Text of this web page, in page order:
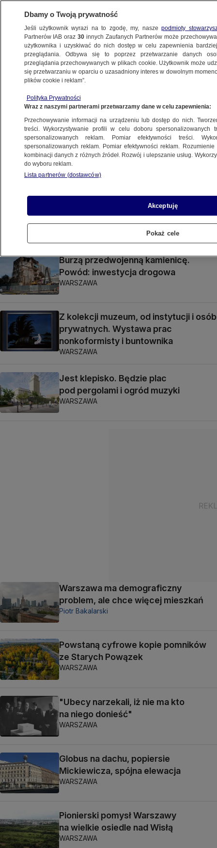
ARCHITEKTURA I DESIGN
Zabytkową plebanię ocieplali
styropianem. Konserwator sprawdził
WARSZAWA
Duża aula, laboratoria, ogród
na dachu. Nowy budynek
uniwersytecki otwarty
WARSZAWA
Ściągnęli obraz. To, co odkryli
na ścianie, bardzo ich zaskoczyło
WARSZAWA
Burzą przedwojenną kamienicę.
Powód: inwestycja drogowa
WARSZAWA
Z kolekcji muzeum, od instytucji i osób
prywatnych. Wystawa prac
nonkoformisty i buntownika
WARSZAWA
Jest klepisko. Będzie plac
pod pergolami i ogród muzyki
WARSZAWA
Warszawa ma demograficzny
problem, ale chce więcej mieszkań
Piotr Bakalarski
Powstaną cyfrowe kopie pomników
ze Starych Powązek
WARSZAWA
"Ubecy narzekali, iż nie ma kto
na niego donieść"
WARSZAWA
Globus na dachu, popiersie
Mickiewicza, spójna elewacja
WARSZAWA
Pionierski pomysł Warszawy
na wielkie osiedle nad Wisłą
WARSZAWA
Dbamy o Twoją prywatność
Jeśli użytkownik wyrazi na to zgodę, my, naszepodmioty
Partnerów IAB oraz30 innych Zaufanych Partnerów może
użytkownika i uzyskiwać do nich dostęp w celu zapewnienia
przeglądania. Odbywa się to poprzez przetwarzanie danych
przeglądania przechowywanych w plikach cookie. Użytkownik może
się przetwarzaniu w oparciu o uzasadniony interes w dowolnym
plików cookie i reklam”.
Polityka Prywatności
Wraz z naszymi partnerami przetwarzamy dane w celu zapewnienia:
Przechowywanie informacji na urządzeniu lub dostęp do nich.
treści. Wykorzystywanie profili w celu doboru spersonalizowanych
spersonalizowanych reklam. Pomiar efektywności treści.
spersonalizowanych reklam. Pomiar efektywności reklam.
kombinacji danych z różnych źródeł. Rozwój i ulepszanie usług.
do wyboru reklam.
Lista partnerów (dostawców)
Akceptuję
Pokaż cele